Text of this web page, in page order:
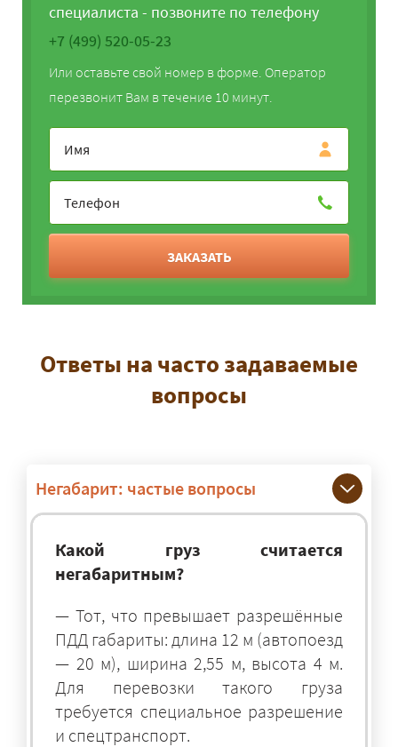
специалиста - позвоните по телефону
+7 (499) 520-05-23
Или оставьте свой номер в форме. Оператор
перезвонит Вам в течение 10 минут.
ЗАКАЗАТЬ
Ответы на часто задаваемые
вопросы
Негабарит: частые вопросы
Какой груз считается
негабаритным?
— Тот, что превышает разрешённые
ПДД габариты: длина 12 м (автопоезд
— 20 м), ширина 2,55 м, высота 4 м.
Для перевозки такого груза
требуется специальное разрешение
и спецтранспорт.